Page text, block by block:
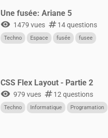
Une fusée: Ariane 5
visibility 1479 vues numbers14 questions
Techno Espace fusée fusee
CSS Flex Layout - Partie 2
visibility 979 vues numbers12 questions
Techno Informatique Programation